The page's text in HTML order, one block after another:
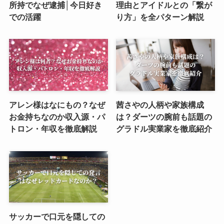
所持でなぜ逮捕│今日好き
での活躍
理由とアイドルとの「繋が
り方」を全パターン解説
アレン様はなにもの？なぜ
お金持ちなのか収入源・パ
トロン・年収を徹底解説
茜さやの人柄や家族構成
は？ダーツの腕前も話題の
グラドル実業家を徹底紹介
サッカーで口元を隠しての